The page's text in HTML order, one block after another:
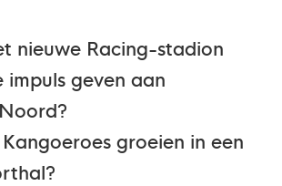
nieuwe Racing-stadion
impuls geven aan
groeien in een